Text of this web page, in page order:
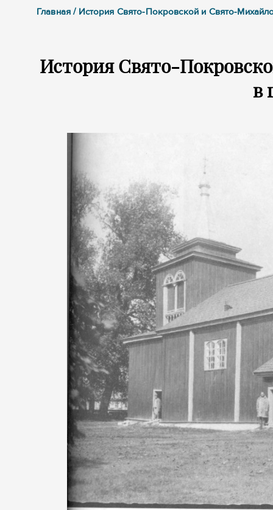
Главная / История Свято-Покровской и Свято-
История Свято-
в